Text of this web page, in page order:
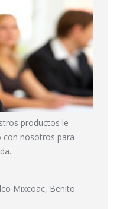
productos le
con nosotros para
Mixcoac, Benito